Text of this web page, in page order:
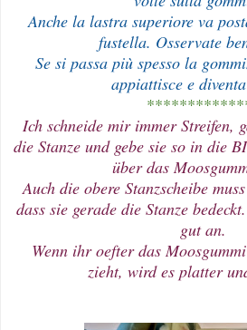
Anche la lastra superiore va
fustella. Osservate
Se si passa più spesso la
appiattisce e
Ich schneide mir immer Streifen,
die Stanze und gebe sie so in die
über das
Auch die obere Stanzscheibe
dass sie gerade die Stanze
gut an.
Wenn ihr oefter das
zieht, wird es platter